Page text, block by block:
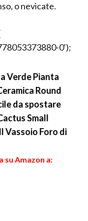
o nevicate.
0');
Verde Pianta
Round
da spostare
Small
Vassoio Foro di
su Amazon a: